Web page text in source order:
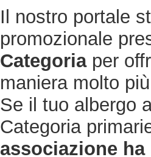
Il nostro portale
promozionale
Categoriaper
maniera molto
Se il tuo albergo
Categoria
associazione